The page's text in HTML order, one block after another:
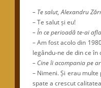
– Te salut, Alexandru
– Te salut și eu!
– În ce perioadă te-ai
– Am fost acolo din
legându-ne de din ce
– Cine îi acompania pe
– Nimeni. Și erau
spate a crescut